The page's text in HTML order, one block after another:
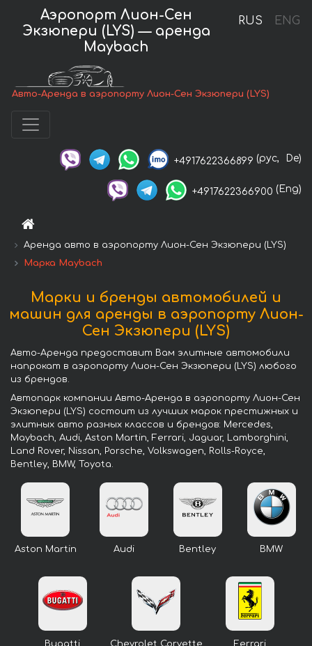
RUS ENG
Аэропорт Лион-Сен
Экзюпери (LYS) — аренда
Maybach
Авто-Аренда в аэропорту Лион-Сен Экзюпери (LYS)
+4917622366899 (рус, De)
+4917622366900 (Eng)
Аренда авто в аэропорту Лион-Сен Экзюпери (LYS)
Марка Maybach
Марки и бренды автомобилей и
машин для аренды в аэропорту Лион-
Сен Экзюпери (LYS)
Авто-Аренда предоставит Вам элитные автомобили
напрокат в аэропорту Лион-Сен Экзюпери (LYS) любого
из брендов.
Автопарк компании Авто-Аренда в аэропорту Лион-Сен
Экзюпери (LYS) состоит из лучших марок престижных и
элитных авто разных классов и брендов: Mercedes,
Maybach, Audi, Aston Martin, Ferrari, Jaguar, Lamborghini,
Land Rover, Nissan, Porsche, Volkswagen, Rolls-Royce,
Bentley, BMW, Toyota.
Aston Martin Audi Bentley BMW
Bugatti Chevrolet Corvette Ferrari